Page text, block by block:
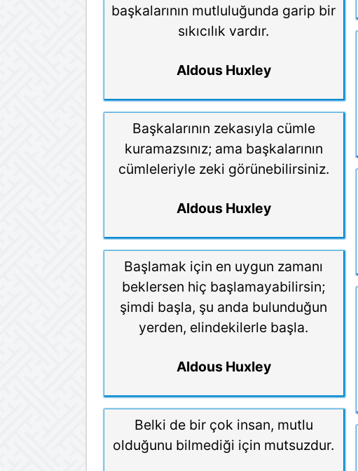
başkalarının mutluluğunda garip bir
sıkıcılık vardır.
Aldous Huxley
Başkalarının zekasıyla cümle
kuramazsınız; ama başkalarının
cümleleriyle zeki görünebilirsiniz.
Aldous Huxley
Başlamak için en uygun zamanı
beklersen hiç başlamayabilirsin;
şimdi başla, şu anda bulunduğun
yerden, elindekilerle başla.
Aldous Huxley
Belki de bir çok insan, mutlu
olduğunu bilmediği için mutsuzdur.